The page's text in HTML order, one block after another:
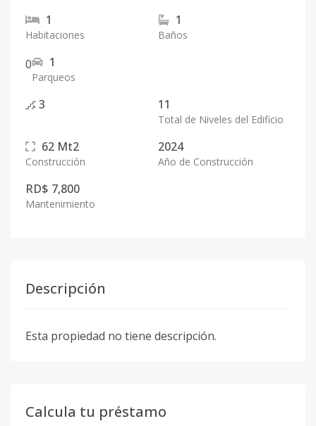
1
Habitaciones
1
Baños
0 1
Parqueos
3 11
Total de Niveles del Edificio
62 Mt2
Construcción
2024
Año de Construcción
RD$ 7,800
Mantenimiento
Descripción
Esta propiedad no tiene descripción.
Calcula tu préstamo